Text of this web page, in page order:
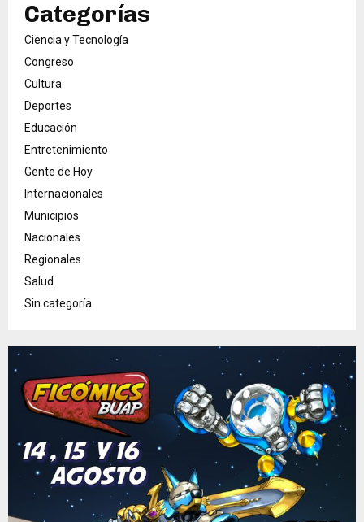
Categorías
Ciencia y Tecnología
Congreso
Cultura
Deportes
Educación
Entretenimiento
Gente de Hoy
Internacionales
Municipios
Nacionales
Regionales
Salud
Sin categoría